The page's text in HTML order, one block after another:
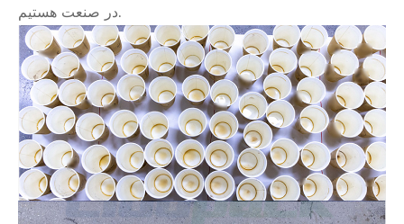
در صنعت هستیم.